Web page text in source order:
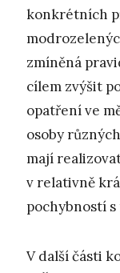
konkrétních
zmíněná
cílem zvýšit
opatření ve
osoby
mají
v relativně
pochybností
V další části